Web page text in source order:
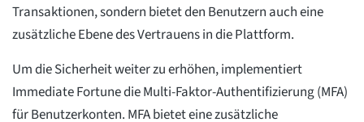
Transaktionen, sondern bietet den Benutzern auch eine
zusätzliche Ebene des Vertrauens in die Plattform.
Um die Sicherheit weiter zu erhöhen, implementiert
Immediate Fortune die Multi-Faktor-Authentifizierung (MFA)
für Benutzerkonten. MFA bietet eine zusätzliche